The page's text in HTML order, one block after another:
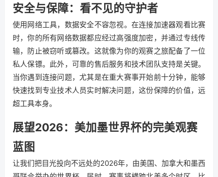
安全与保障：看不见的守护者
使用网络工具，数据安全不容忽视。在连接加速器观看比赛
时，你的所有网络数据都应经过高强度加密，并通过专线传
输，防止被窃听或篡改。这就像为你的观赛之旅配备了一位
私人保镖。此外，可靠的售后服务和技术团队支持是关键。
当你遇到连接问题，尤其是在重大赛事开始前十分钟，能够
快速找到专业技术人员实时解决问题，这份保障的价值，远
超工具本身。
展望2026：美加墨世界杯的完美观赛
蓝图
让我们把目光投向不远处的2026年，由美国、加拿大和墨西